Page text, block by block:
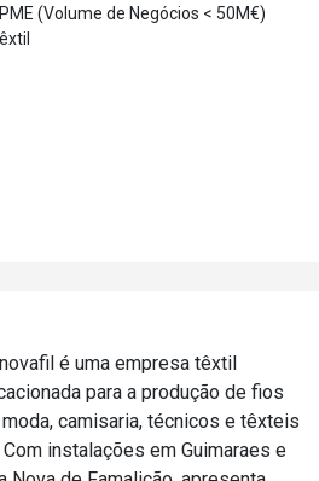
PME (Volume de Negócios < 50M€)
é uma empresa têxtil
para a produção de fios
camisaria, técnicos e têxteis
Com instalações em Guimaraes e